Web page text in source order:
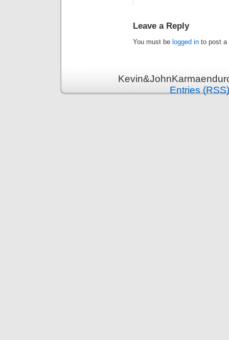
Leave a Reply
You must be logged in to post a
Entries (RSS)